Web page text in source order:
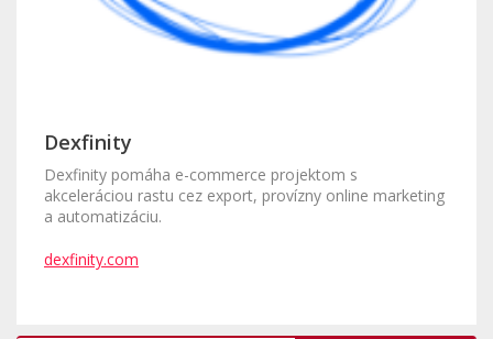
Dexfinity
Dexfinity pomáha e-commerce projektom s
akceleráciou rastu cez export, provízny online marketing
a automatizáciu.
dexfinity.com